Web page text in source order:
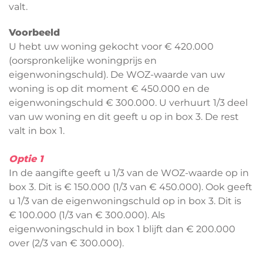
valt.
Voorbeeld
U hebt uw woning gekocht voor € 420.000
(oorspronkelijke woningprijs en
eigenwoningschuld). De WOZ-waarde van uw
woning is op dit moment € 450.000 en de
eigenwoningschuld € 300.000. U verhuurt 1/3 deel
van uw woning en dit geeft u op in box 3. De rest
valt in box 1.
Optie 1
In de aangifte geeft u 1/3 van de WOZ-waarde op in
box 3. Dit is € 150.000 (1/3 van € 450.000). Ook geeft
u 1/3 van de eigenwoningschuld op in box 3. Dit is
€ 100.000 (1/3 van € 300.000). Als
eigenwoningschuld in box 1 blijft dan € 200.000
over (2/3 van € 300.000).